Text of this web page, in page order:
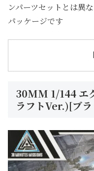
ンパーツセットとは異
パッケージです
30MM 1/144 エ
ラフトVer.)[ブ